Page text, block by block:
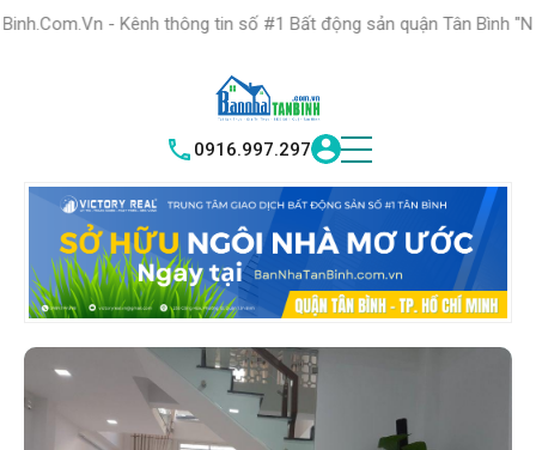
Kênh thông tin số #1 Bất động sản quận Tân Bình "Nơi bạn tìm
0916.997.297
HỆ THỐNG TRUNG TÂM GIAO DỊCH BĐS TỐT NHẤT QUẬN
TÂN BÌNHVICTORY REAL TÌM HIỂU|